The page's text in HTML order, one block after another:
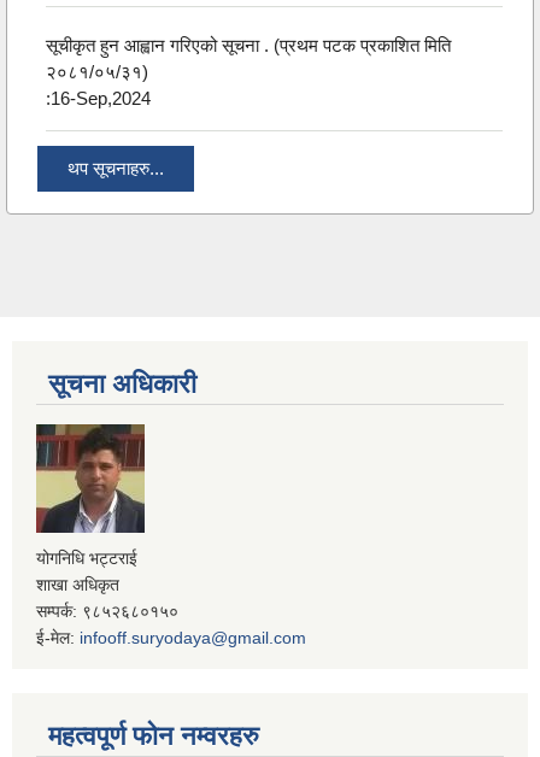
सूचीकृत हुन आह्वान गरिएको सूचना . (प्रथम पटक प्रकाशित मिति
२०८१/०५/३१)
:16-Sep,2024
थप सूचनाहरु...
सूचना अधिकारी
योगनिधि भट्टराई
शाखा अधिकृत
सम्पर्क: ९८५२६८०१५०
ई-मेल: infooff.suryodaya@gmail.com
महत्वपूर्ण फोन नम्वरहरु